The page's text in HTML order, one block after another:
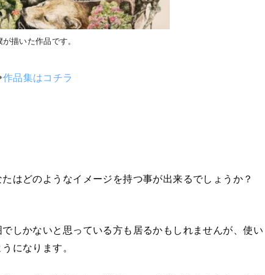
が描いた作品です。
作品集はコチラ
はどのようなイメージを持つ事が出来るでしょうか？
しかないと思っている方も居るかもしれませんが、使い
になります。